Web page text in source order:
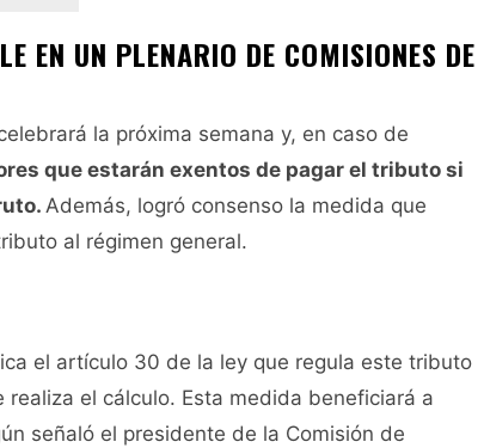
EN UN PLENARIO DE COMISIONES DE
la próxima semana y, en caso de
que estarán exentos de pagar el tributo si
Además, logró consenso la medida que
al régimen general.
el artículo 30 de la ley que regula este tributo
el cálculo. Esta medida beneficiará a
señaló el presidente de la Comisión de